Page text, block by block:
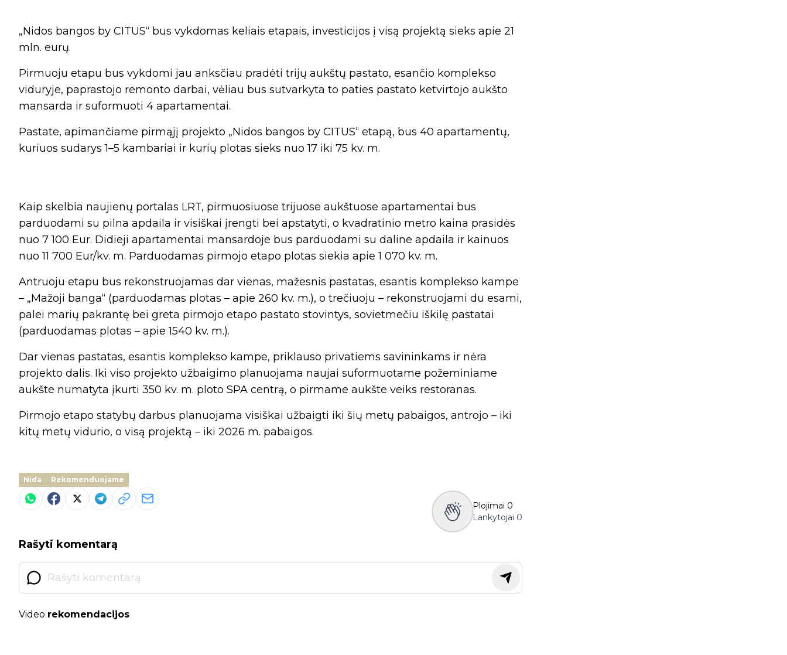
„Nidos bangos by CITUS“ bus vykdomas keliais etapais, investicijos į visą projektą sieks apie 21
mln. eurų.
Pirmuoju etapu bus vykdomi jau anksčiau pradėti trijų aukštų pastato, esančio komplekso
viduryje, paprastojo remonto darbai, vėliau bus sutvarkyta to paties pastato ketvirtojo aukšto
mansarda ir suformuoti 4 apartamentai.
Pastate, apimančiame pirmąjį projekto „Nidos bangos by CITUS“ etapą, bus 40 apartamentų,
kuriuos sudarys 1–5 kambariai ir kurių plotas sieks nuo 17 iki 75 kv. m.
Kaip skelbia naujienų portalas LRT, pirmuosiuose trijuose aukštuose apartamentai bus
parduodami su pilna apdaila ir visiškai įrengti bei apstatyti, o kvadratinio metro kaina prasidės
nuo 7 100 Eur. Didieji apartamentai mansardoje bus parduodami su daline apdaila ir kainuos
nuo 11 700 Eur/kv. m. Parduodamas pirmojo etapo plotas siekia apie 1 070 kv. m.
Antruoju etapu bus rekonstruojamas dar vienas, mažesnis pastatas, esantis komplekso kampe
– „Mažoji banga“ (parduodamas plotas – apie 260 kv. m.), o trečiuoju – rekonstruojami du esami,
palei marių pakrantę bei greta pirmojo etapo pastato stovintys, sovietmečiu iškilę pastatai
(parduodamas plotas – apie 1540 kv. m.).
Dar vienas pastatas, esantis komplekso kampe, priklauso privatiems savininkams ir nėra
projekto dalis. Iki viso projekto užbaigimo planuojama naujai suformuotame požeminiame
aukšte numatyta įkurti 350 kv. m. ploto SPA centrą, o pirmame aukšte veiks restoranas.
Pirmojo etapo statybų darbus planuojama visiškai užbaigti iki šių metų pabaigos, antrojo – iki
kitų metų vidurio, o visą projektą – iki 2026 m. pabaigos.
Nida Rekomenduojame
Plojimai 0
Lankytojai 0
Rašyti komentarą
Video rekomendacijos